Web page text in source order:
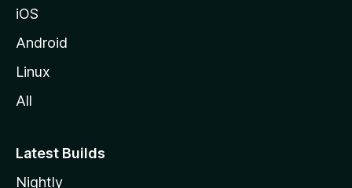
iOS
Android
Linux
All
Latest Builds
Nightly